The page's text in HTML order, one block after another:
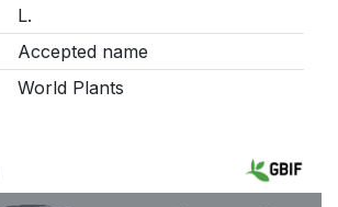
L.
Accepted name
World Plants